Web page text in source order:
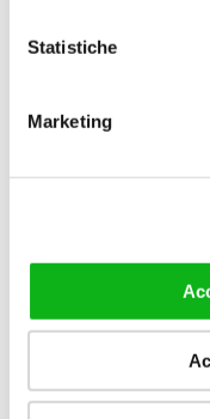
Statistiche
Marketing